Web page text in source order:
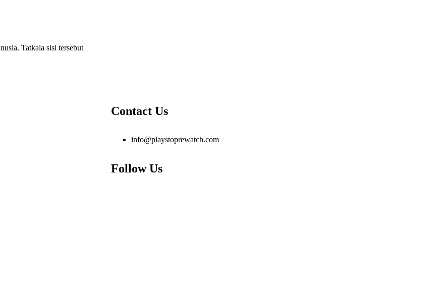
Tatkala sisi tersebut
Contact Us
info@playstoprewatch.com
Follow Us